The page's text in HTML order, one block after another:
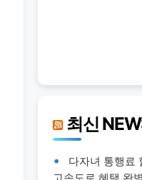
최신
다자녀 통행료